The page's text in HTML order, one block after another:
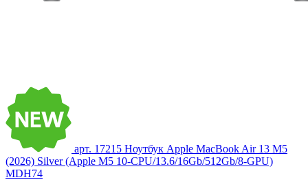
арт. 17215 Ноутбук Apple MacBook Air 13 M5
(2026) Silver (Apple M5 10-CPU/13.6/16Gb/512Gb/8-GPU)
MDH74